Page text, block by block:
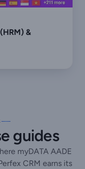
&
guides
myDATA AADE
CRM earns its